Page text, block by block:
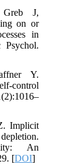
J,
on or
in
Psychol.
Y.
control
Implicit
An
[DOI